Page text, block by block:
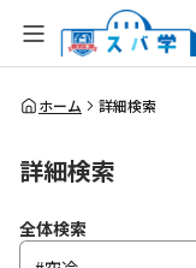
全体検索
ホーム 詳細検索
詳細検索
全体検索